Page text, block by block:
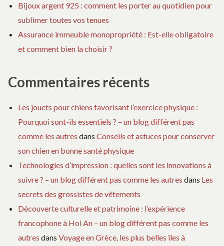
Bijoux argent 925 : comment les porter au quotidien pour
sublimer toutes vos tenues
Assurance immeuble monopropriété : Est-elle obligatoire
et comment bien la choisir ?
Commentaires récents
Les jouets pour chiens favorisant l’exercice physique :
Pourquoi sont-ils essentiels ? – un blog différent pas
comme les autres dans Conseils et astuces pour conserver
son chien en bonne santé physique
Technologies d’impression : quelles sont les innovations à
suivre ? – un blog différent pas comme les autres dans Les
secrets des grossistes de vêtements
Découverte culturelle et patrimoine : l’expérience
francophone à Hoi An – un blog différent pas comme les
autres dans Voyage en Grèce, les plus belles îles à